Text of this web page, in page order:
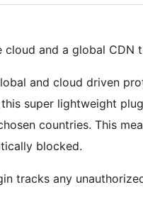
cloud and a global
and cloud driven
super lightweight
countries. This
blocked.
tracks any